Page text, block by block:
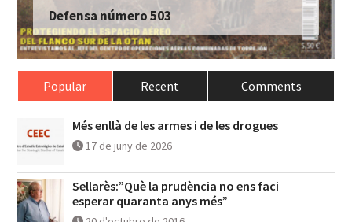
Defensa número 501
Popular Recent Comments
Més enllà de les armes i de les drogues
Sellarès:”Què la prudència no ens faci
esperar quaranta anys més”